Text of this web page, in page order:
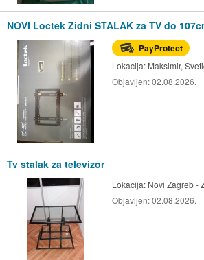
NOVI Loctek Zidni STALAK za TV do
PayProtect
Lokacija: Maksimir,
Objavljen:02.08.2026.
Tv stalak za televizor
Lokacija: Novi Zagreb -
Objavljen:02.08.2026.